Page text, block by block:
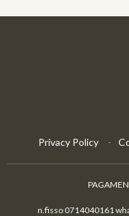
Privacy Policy
n.fisso 0714040161